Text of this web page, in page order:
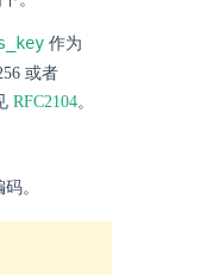
作为
或者
RFC2104。
。